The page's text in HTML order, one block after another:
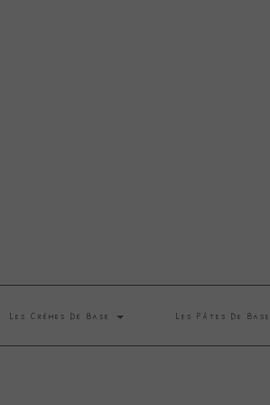
Les Crèmes De Base Les Pâtes De Base